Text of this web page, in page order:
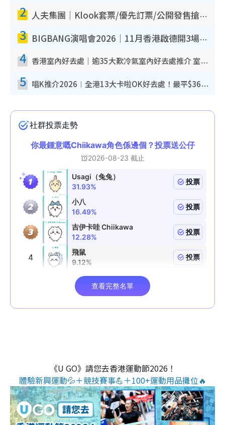
2 人夫集團｜Klook套票/優先訂票/公開發售搶飛攻略！附票價.購票連結.場地座位表
3 BIGBANG演唱會2026｜11月香港啟德開3場！實名制VIP申請、優先購票攻略
4 香港室內好去處｜逾35大歎冷氣室內好去處推介 室內活動免費避雨無懼落雨
5 唱K推介2026︱全港13大卡啦OK好去處！最平$36起 日文K都有！(附地址+收費詳情)
《U GO》請您去香港運動節2026！
體驗新興運動💦＋競技賽事💪＋100+運動用品攤位🔥